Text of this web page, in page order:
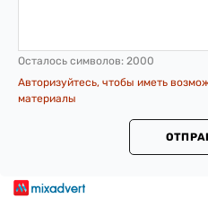
Осталось символов: 2000
Авторизуйтесь, чтобы иметь
материалы